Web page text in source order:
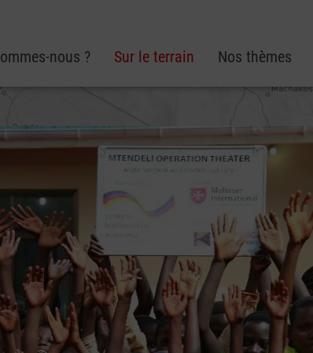
nous ? Sur le terrain Nos thèmes